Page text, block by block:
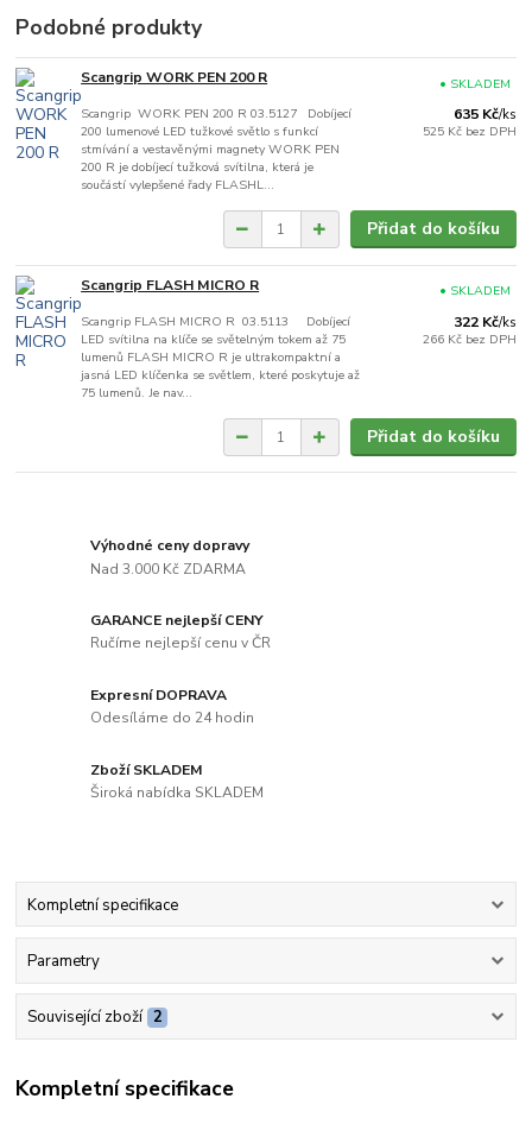
Podobné produkty
Scangrip WORK PEN 200 R
Scangrip WORK PEN 200 R 03.5127 Dobíjecí
200 lumenové LED tužkové světlo s funkcí
stmívání a vestavěnými magnety WORK PEN
200 R je dobíjecí tužková svítilna, která je
součástí vylepšené řady FLASHL...
635 Kč/ks
525 Kč bez DPH
• SKLADEM
Přidat do košíku
Scangrip FLASH MICRO R
Scangrip FLASH MICRO R 03.5113 Dobíjecí
LED svítilna na klíče se světelným tokem až 75
lumenů FLASH MICRO R je ultrakompaktní a
jasná LED klíčenka se světlem, které poskytuje až
75 lumenů. Je nav...
322 Kč/ks
266 Kč bez DPH
• SKLADEM
Přidat do košíku
Výhodné ceny dopravy
Nad 3.000 Kč ZDARMA
GARANCE nejlepší CENY
Ručíme nejlepší cenu v ČR
Expresní DOPRAVA
Odesíláme do 24 hodin
Zboží SKLADEM
Široká nabídka SKLADEM
Kompletní specifikace
Parametry
Související zboží 2
Kompletní specifikace